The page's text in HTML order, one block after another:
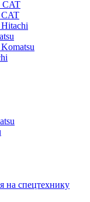
CAT
CAT
на спецтехнику